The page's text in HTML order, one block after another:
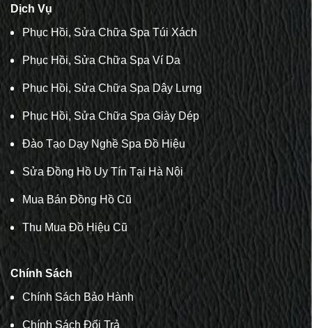
Dịch Vụ
Phục Hồi, Sửa Chữa Spa Túi Xách
Phục Hồi, Sửa Chữa Spa Ví Da
Phục Hồi, Sửa Chữa Spa Dây Lưng
Phục Hồi, Sửa Chữa Spa Giày Dép
Đào Tạo Dạy Nghề Spa Đồ Hiệu
Sửa Đồng Hồ Uy Tín Tại Hà Nội
Mua Bán Đồng Hồ Cũ
Thu Mua Đồ Hiệu Cũ
Chính Sách
Chính Sách Bảo Hành
Chính Sách Đổi Trả